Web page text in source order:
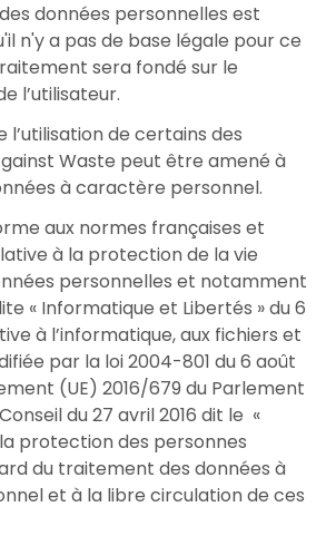
données personnelles est
n'y a pas de base légale pour ce
sera fondé sur le
l’utilisateur.
l’utilisation de certains des
Waste peut être amené à
à caractère personnel.
aux normes françaises et
à la protection de la vie
personnelles et notamment
« Informatique et Libertés » du 6
à l’informatique, aux fichiers et
par la loi 2004-801 du 6 août
(UE) 2016/679 du Parlement
du 27 avril 2016 dit le «
protection des personnes
du traitement des données à
et à la libre circulation de ces